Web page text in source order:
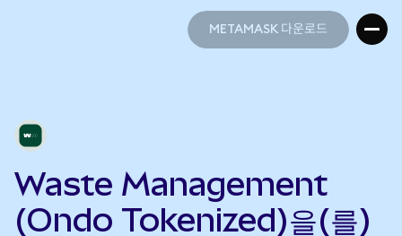
METAMASK 다운로드
Waste Management
(Ondo Tokenized)을(를)